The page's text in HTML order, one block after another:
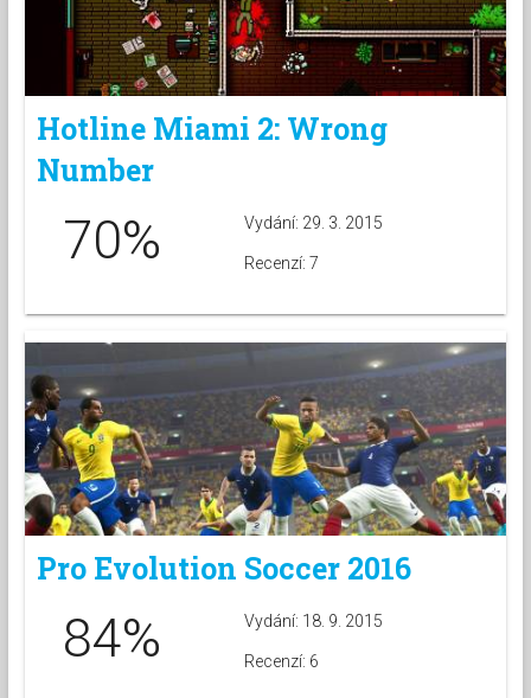
Hotline Miami 2: Wrong
Number
70% Vydání: 29. 3. 2015
Recenzí: 7
Pro Evolution Soccer 2016
84% Vydání: 18. 9. 2015
Recenzí: 6